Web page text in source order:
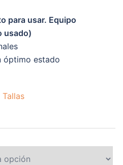
para usar. Equipo
usado)
óptimo estado
Tallas